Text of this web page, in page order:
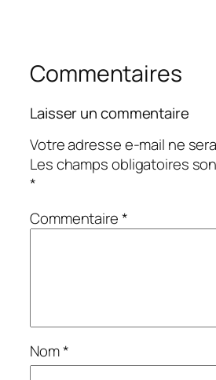
Commentaires
Laisser un commentaire
Votre adresse e-mail ne
Les champs obligatoires
*
Commentaire*
Nom*